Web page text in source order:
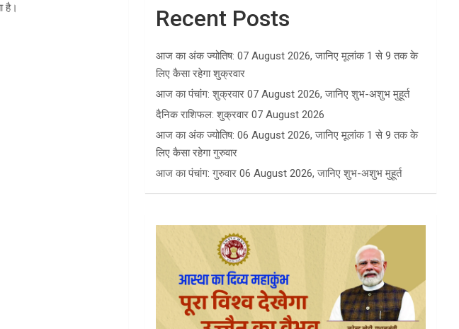
है।
Recent Posts
आज का अंक ज्योतिष: 07 August 2026, जानिए मूलांक 1 से 9 तक के
लिए कैसा रहेगा शुक्रवार
आज का पंचांग: शुक्रवार 07 August 2026, जानिए शुभ-अशुभ मुहूर्त
दैनिक राशिफल: शुक्रवार 07 August 2026
आज का अंक ज्योतिष: 06 August 2026, जानिए मूलांक 1 से 9 तक के
लिए कैसा रहेगा गुरुवार
आज का पंचांग: गुरुवार 06 August 2026, जानिए शुभ-अशुभ मुहूर्त